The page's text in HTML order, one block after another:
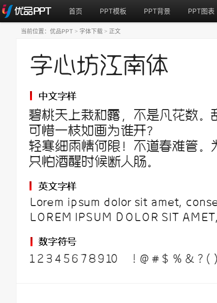
首页 PPT模板 PPT背景 PPT图表
当前位置： 优品PPT > 字体下载 > 正文